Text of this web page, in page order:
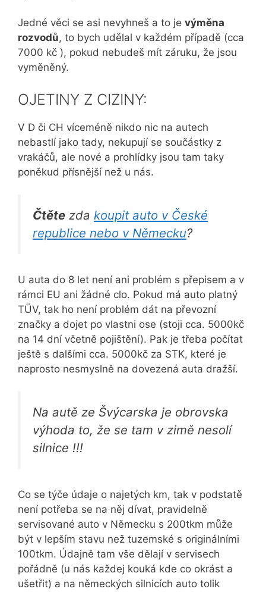
Jedné věci se asi nevyhneš a to je výměna
rozvodů, to bych udělal v každém případě (cca
7000 kč ), pokud nebudeš mít záruku, že jsou
vyměněný.
OJETINY Z CIZINY:
V D či CH víceméně nikdo nic na autech
nebastlí jako tady, nekupují se součástky z
vrakáčů, ale nové a prohlídky jsou tam taky
poněkud přísnější než u nás.
Čtěte zda koupit auto v České
republice nebo v Německu?
U auta do 8 let není ani problém s přepisem a v
rámci EU ani žádné clo. Pokud má auto platný
TÜV, tak ho není problém dát na převozní
značky a dojet po vlastni ose (stoji cca. 5000kč
na 14 dní včetně pojištění). Pak je třeba počítat
ještě s dalšími cca. 5000kč za STK, které je
naprosto nesmyslně na dovezená auta dražší.
Na autě ze Švýcarska je obrovska
výhoda to, že se tam v zimě nesolí
silnice !!!
Co se týče údaje o najetých km, tak v podstatě
není potřeba se na něj dívat, pravidelně
servisované auto v Německu s 200tkm může
být v lepším stavu než tuzemské s originálními
100tkm. Údajně tam vše dělají v servisech
pořádně (u nás každej kouká kde co okrást a
ušetřit) a na německých silnicích auto tolik